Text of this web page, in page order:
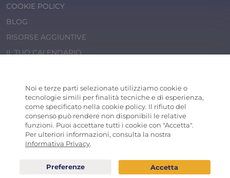
COOKIE POLICY
BLOG
RISORSE AGGIUNTIVE
IL TUO CALENDARIO
© 2026 Cosaporto S.r.l.P.IVA 14202471000
COSAPORTO ® is a registered trademark
Noi e terze parti selezionate utilizziamo cookie o
tecnologie simili per finalità tecniche e di esperienza,
come specificato nella cookie policy. Il rifiuto del
consenso può rendere non disponibili le relative
funzioni. Puoi accettare tutti i cookie con "Accetta".
Per ulteriori informazioni, consulta la nostra
Informativa Privacy.